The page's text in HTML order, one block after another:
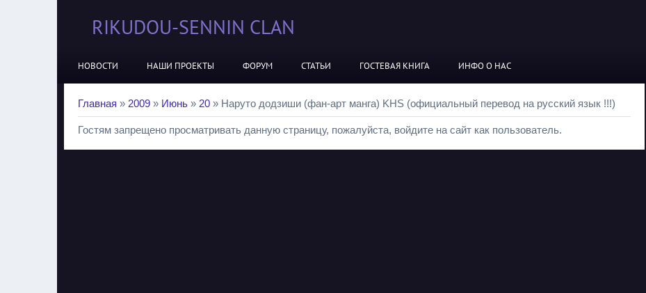
RIKUDOU-SENNIN CLAN
НОВОСТИ НАШИ ПРОЕКТЫ ФОРУМ СТАТЬИ ГОСТЕВАЯ КНИГА ИНФО О НАС
Главная » 2009 » Июнь » 20 » Наруто додзиши (фан-арт манга) KHS (официальный перевод на русский язык !!!)
Гостям запрещено просматривать данную страницу, пожалуйста, войдите на сайт как пользователь.